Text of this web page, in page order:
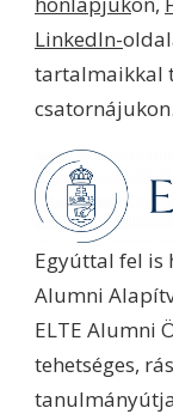
LinkedIn-
tartalmaikkal
csatornájukon.
Egyúttal fel is
Alumni
ELTE Alumni
tehetséges,